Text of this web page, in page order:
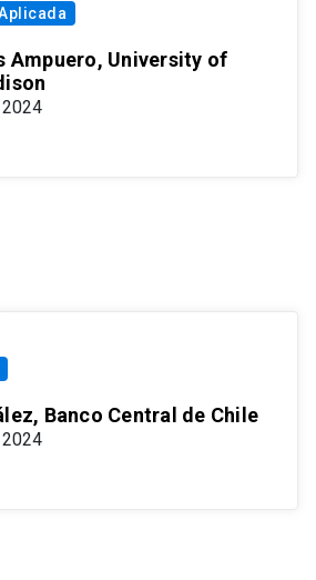
Ampuero, University of
Banco Central de Chile